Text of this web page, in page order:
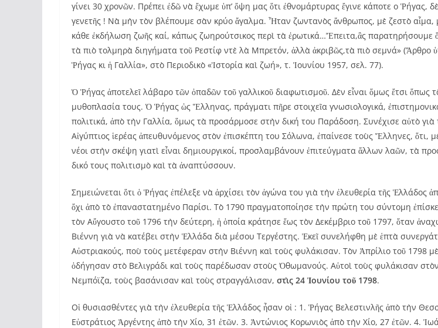
γίνει 30 χρονῶν. Πρέπει ἐδῶ νὰ ἔχωμε ὑπ’ ὄψη μας ὅτι ἐθνομάρτυρας ἔγινε κάποτε ο Ῥήγας,
γενετῆς ! Νὰ μὴν τὸν βλέπουμε σὰν κρύο ἄγαλμα. Ἦταν ζωντανὸς ἄνθρωπος, μὲ ζεστὸ αἷμα,
κάθε ἐκδήλωση ζωῆς καί, κάπως ζωηρούτσικος περὶ τὰ ἐρωτικά…Ἔπειτα,ἂς παρατηρήσουμε
τὰ πιὸ τολμηρὰ διηγήματα τοῦ Ρεστίφ ντὲ λὰ Μπρετόν, ἀλλὰ ἀκριβῶς,τὰ πιὸ σεμνά» (Ἄρθρο
Ῥήγας κι ἡ Γαλλία», στὸ Περιοδικὸ «Ἱστορία καὶ ζωή», τ. Ἰουνίου 1957, σελ. 77).
Ὁ Ῥήγας ἀποτελεῖ λάβαρο τῶν ὀπαδῶν τοῦ γαλλικοῦ διαφωτισμοῦ. Δὲν εἶναι ὅμως ἔτσι ὅπως
μυθοπλασία τους. Ὁ Ῥήγας ὡς Ἕλληνας, πράγματι πῆρε στοιχεῖα γνωσιολογικά,
πολιτικά, ἀπὸ τὴν Γαλλία, ὅμως τὰ προσάρμοσε στὴν δική του Παράδοση. Συνέχισε αὐτὸ γιὰ
Αἰγύπτιος ἱερέας ἀπευθυνόμενος στὸν ἐπισκέπτη του Σόλωνα, ἐπαίνεσε τοὺς Ἕλληνες, ὅτι,
νέοι στὴν σκέψη γιατὶ εἶναι δημιουργικοί, προσλαμβάνουν ἐπιτεύγματα ἄλλων λαῶν, τὰ
δικό τους πολιτισμὸ καὶ τὰ ἀναπτύσσουν.
Σημειώνεται ὅτι ὁ Ῥήγας ἐπέλεξε νὰ ἀρχίσει τὸν ἀγώνα του γιὰ τὴν ἐλευθερία τῆς Ἑλλάδος
ὄχι ἀπὸ τὸ ἐπαναστατημένο Παρίσι. Τὸ 1790 πραγματοποίησε τὴν πρώτη του σύντομη
τὸν Αὔγουστο τοῦ 1796 τὴν δεύτερη, ἡ ὁποία κράτησε ἕως τὸν Δεκέμβριο τοῦ 1797, ὅταν
Βιέννη γιὰ νὰ κατέβει στὴν Ἑλλάδα διὰ μέσου Τεργέστης. Ἐκεῖ συνελήφθη μὲ ἑπτὰ
Αὐστριακούς, ποὺ τοὺς μετέφεραν στὴν Βιέννη καὶ τοὺς φυλάκισαν. Τὸν Ἀπρίλιο τοῦ 1798
ὁδήγησαν στὸ Βελιγράδι καὶ τοὺς παρέδωσαν στοὺς Ὀθωμανούς. Αὐτοὶ τοὺς φυλάκισαν
Νεμπόϊζα, τοὺς βασάνισαν καὶ τοὺς στραγγάλισαν, στὶς 24 Ἰουνίου τοῦ 1798.
Οἱ θυσιασθέντες γιὰ τὴν ἐλευθερία τῆς Ἑλλάδος ἦσαν οἱ : 1. Ῥήγας Βελεστινλῆς ἀπὸ τὴν
Εὐστράτιος Ἀργέντης ἀπὸ τὴν Χίο, 31 ἐτῶν. 3. Ἀντώνιος Κορωνιὸς ἀπὸ τὴν Χίο, 27 ἐτῶν. 4.